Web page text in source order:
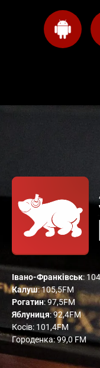
Івано-Франківськ:
Калуш: 105,5FM
Рогатин: 97,5FM
Яблуниця: 92,4FM
Косів: 101,4FM
Городенка: 99,0 FM